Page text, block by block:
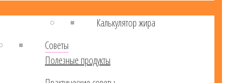
Калькулятор жира
Советы
Полезные продукты